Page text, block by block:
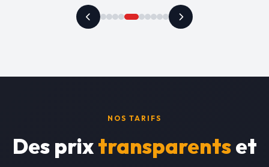
NOS TARIFS
Des prixtransparentset